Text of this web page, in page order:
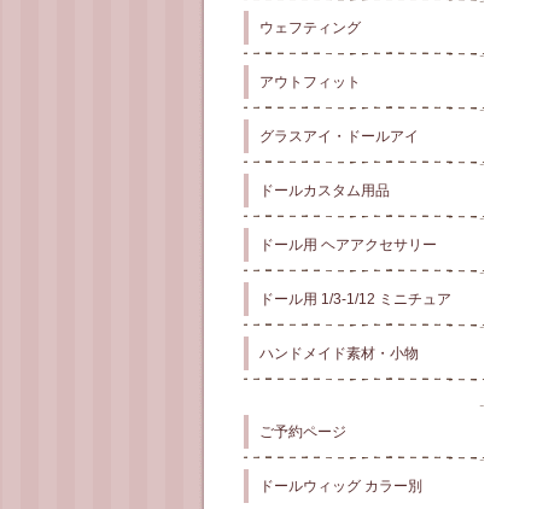
ウェフティング
アウトフィット
グラスアイ・ドールアイ
ドールカスタム用品
ドール用 ヘアアクセサリー
ドール用 1/3-1/12 ミニチュア
ハンドメイド素材・小物
ご予約ページ
ドールウィッグ カラー別